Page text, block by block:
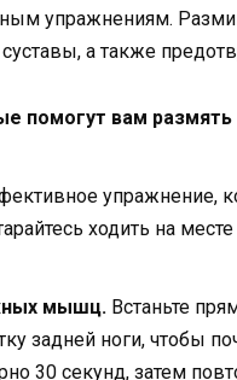
упражнениям.
а также
помогут вам
упражнение,
ходить на
мышц. Встаньте
задней ноги, чтобы
30 секунд, затем